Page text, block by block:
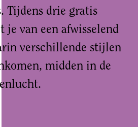
Tijdens drie gratis
je van een afwisselend
verschillende stijlen
midden in de